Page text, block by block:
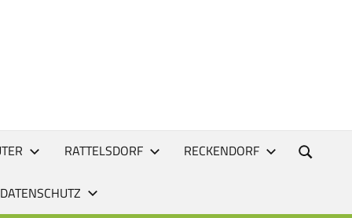
RATTELSDORF RECKENDORF